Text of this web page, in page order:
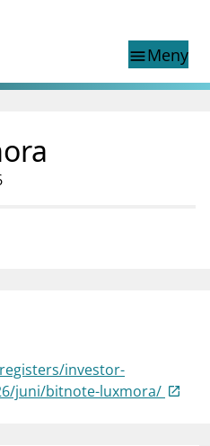
menuMeny
English
investor-
juni/bitnote-luxmora/